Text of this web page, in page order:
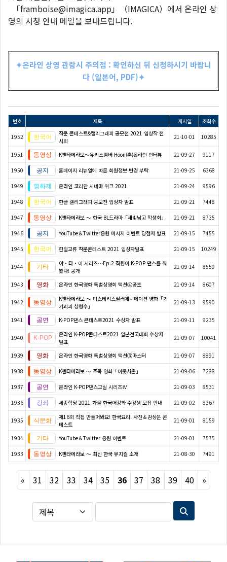
「framboise@imagica.app」（IMAGICA）에서 온라인 상
영의 시청 안내 메일을 보내드립니다.
✦온라인 상영 관람시 주의점 : 확인하신 뒤 신청하시기 바랍니
다 (일본어, PDF)✦
번호 제목 게시일 조회수
1952
작문 콘테스트&캘리그래피 공모전 2021 입상작 전
시회
21-10-01 10285
1951 K엔타메라보～유키스멤버 Hoon(훈)온라인 인터뷰 21-09-27 9117
1950 홈페이지 리뉴얼에 따른 회원정보 변경 부탁 21-09-25 6368
1949 온라인 코리안 시네마 위크 2021 21-09-24 9596
1948 한글 캘리그래피 공모전 입상자 발표 21-09-21 7448
1947 K엔타메라보 ～ 한국 BL드라마「새빛남고 학생회」 21-09-21 8735
1946 YouTube＆Twitter응원 메시지 이벤트 당첨자 발표 21-09-15 7455
1945 한일교류 작문콘테스트 2021 입상자발표 21-09-15 10249
1944
야・타・이 시리즈〜Ep.2 직원이 K-POP 댄스를 춰
봤다! 공개
21-09-14 8559
1943 온라인 한국영화 특별상영회 액션④공조 21-09-14 8607
1942
K엔타메라보 ～ 미스테리스릴러애니메이션 영화「기
기괴괴 성형수」
21-09-13 9590
1941 K-POP댄스 콘테스트2021 수상자 발표 21-09-11 9235
1940
온라인 K-POP콘테스트2021 일본전국대회 수상자
발표
21-09-07 10041
1939 온라인 한국영화 특별상영회 액션③마스터 21-09-07 8891
1938 K엔타메라보 ～ 주목 영화「이웃사촌」 21-09-06 7288
1937 온라인 K-POP댄스교실 시리즈Ⅳ 21-09-03 8531
1936 세종학당 2021 가을 한국어강좌 수강생 모집 안내 21-09-02 8367
1935
제16회 직접 만들어봐요! 한국요리! 사진＆감상문 콘
테스트
21-09-01 8159
1934 YouTube＆Twitter 응원 이벤트 21-09-01 7575
1933 K엔타메라보 ～ 최신 한국 뮤지컬 소개 21-08-30 7491
« Previous
31 32 33 34 35 36 37 38 39 40 »Next